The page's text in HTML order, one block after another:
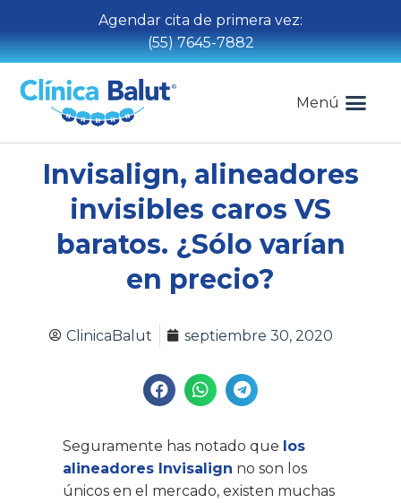
Agendar cita de primera vez:
(55) 7645-7882
Menú
Invisalign, alineadores
invisibles caros VS
baratos. ¿Sólo varían
en precio?
ClinicaBalut septiembre 30, 2020
Seguramente has notado que los
alineadores Invisalign no son los
únicos en el mercado, existen muchas